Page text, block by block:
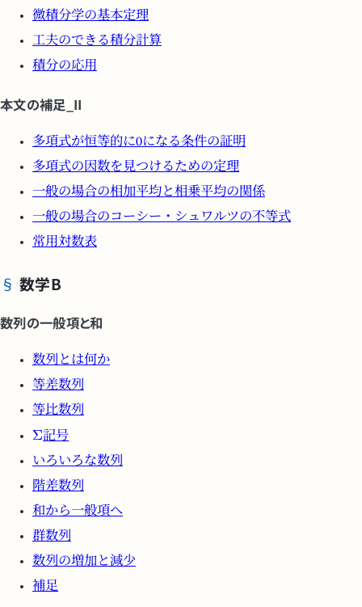
微積分学の基本定理
工夫のできる積分計算
積分の応用
本文の補足_II
多項式が恒等的に0になる条件の証明
多項式の因数を見つけるための定理
一般の場合の相加平均と相乗平均の関係
一般の場合のコーシー・シュワルツの不等式
常用対数表
数学B
数列の一般項と和
数列とは何か
等差数列
等比数列
記号
いろいろな数列
階差数列
和から一般項へ
群数列
数列の増加と減少
補足